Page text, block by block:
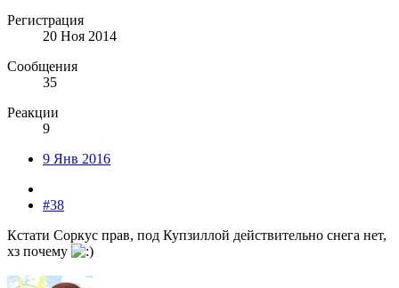
Регистрация
20 Ноя 2014
Сообщения
35
Реакции
9
9 Янв 2016
#38
Кстати Соркус прав, под Купзиллой действительно снега нет,
хз почему